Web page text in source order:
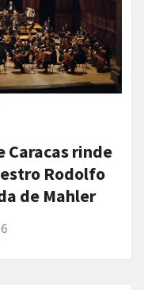
Caracas rinde
Rodolfo
de Mahler